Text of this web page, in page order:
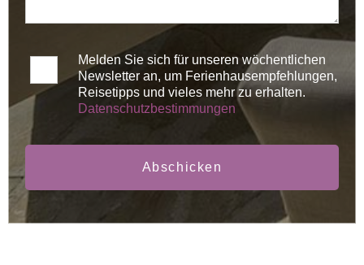
Melden Sie sich für unseren wöchentlichen
Newsletter an, um Ferienhausempfehlungen,
Reisetipps und vieles mehr zu erhalten.
Datenschutzbestimmungen
Abschicken